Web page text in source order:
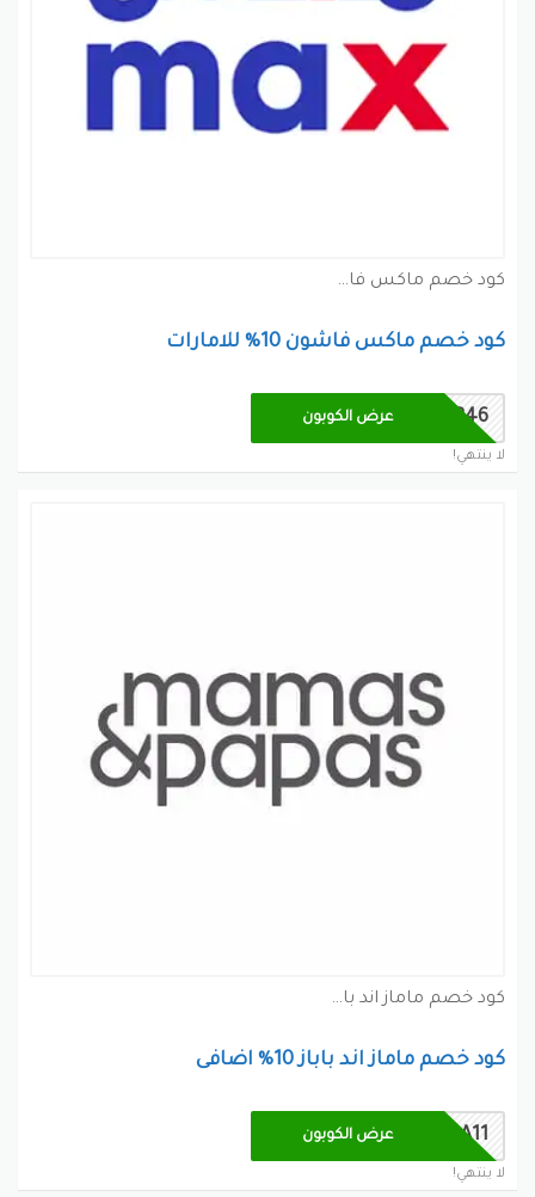
كود خصم ماكس فاشون كوبون
كود خصم ماكس فاشون 10% للامارات
MV846 عرض الكوبون
لا ينتهي!
كود خصم ماماز اند باباز كوبون
كود خصم ماماز اند باباز 10% اضافى
AA11 عرض الكوبون
لا ينتهي!